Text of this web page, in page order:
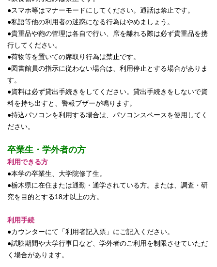
●スマホ等はマナーモードにしてください。通話は禁止です。
●私語等他の利用者の迷惑になる行為はやめましょう。
●貴重品や鞄の管理は各自で行い、席を離れる際は必ず貴重品を携
行してください。
●荷物等を置いての席取り行為は禁止です。
●図書館員の指示に従わない場合は、利用停止とする場合がありま
す。
●資料は必ず貸出手続きをしてください。貸出手続きをしないで資
料を持ち出すと、警報ブザーが鳴ります。
●持込パソコンを利用する場合は、パソコンスペースを使用してく
ださい。
卒業生・学外者の方
利用できる方
●本学の卒業生、大学院修了生。
●栃木県に在住または通勤・通学されている方。または、調査・研
究を目的とする18才以上の方。
利用手続
●カウンターにて「利用者記入票」にご記入ください。
●試験期間や大学行事日など、学外者のご利用を制限させていただ
く場合があります。